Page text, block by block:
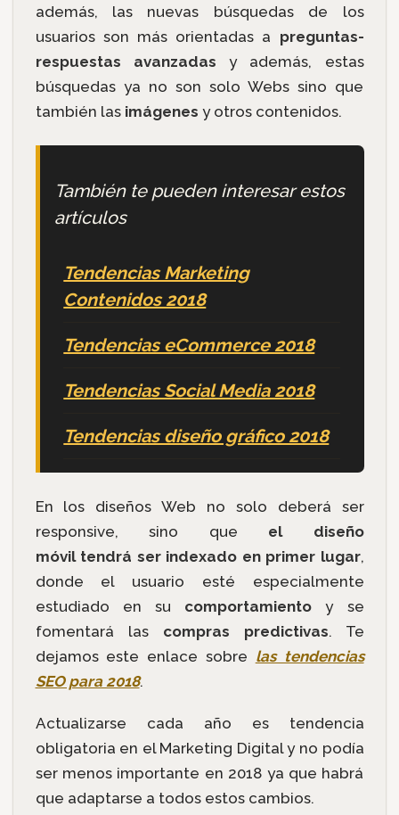
además, las nuevas búsquedas de los
usuarios son más orientadas a preguntas-
respuestas avanzadas y además, estas
búsquedas ya no son solo Webs sino que
también las imágenes y otros contenidos.
También te pueden interesar estos
artículos
Tendencias Marketing
Contenidos 2018
Tendencias eCommerce 2018
Tendencias Social Media 2018
Tendencias diseño gráfico 2018
En los diseños Web no solo deberá ser
responsive, sino que el diseño
móvil tendrá ser indexado en primer lugar,
donde el usuario esté especialmente
estudiado en su comportamiento y se
fomentará lascompras predictivas. Te
dejamos este enlace sobre las tendencias
SEO para 2018.
Actualizarse cada año es tendencia
obligatoria en el Marketing Digital y no podía
ser menos importante en 2018 ya que habrá
que adaptarse a todos estos cambios.